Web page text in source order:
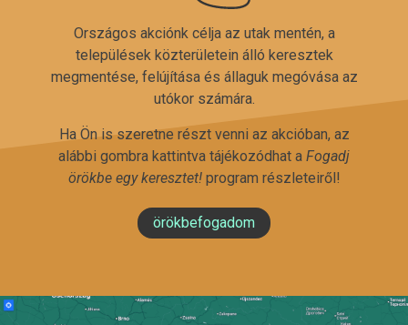
Országos akciónk célja az utak mentén, a
települések közterületein álló keresztek
megmentése, felújítása és állaguk megóvása az
utókor számára.
Ha Ön is szeretne részt venni az akcióban, az
alábbi gombra kattintva tájékozódhat a Fogadj
örökbe egy keresztet!program részleteiről!
örökbefogadom